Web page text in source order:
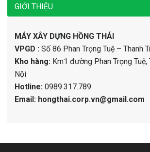
GIỚI THIỆU
MÁY XÂY DỰNG HỒNG THÁI
VPGD : Số 86 Phan Trọng Tuệ – Thanh
Kho hàng: Km1 đường Phan Trọng Tuệ,
Nội
Hotline: 0989.317.789
Email: hongthai.corp.vn@gmail.com